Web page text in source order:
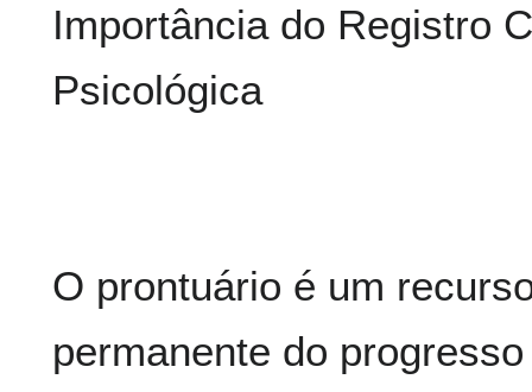
Importância do Registro
Psicológica
O prontuário é um
permanente do